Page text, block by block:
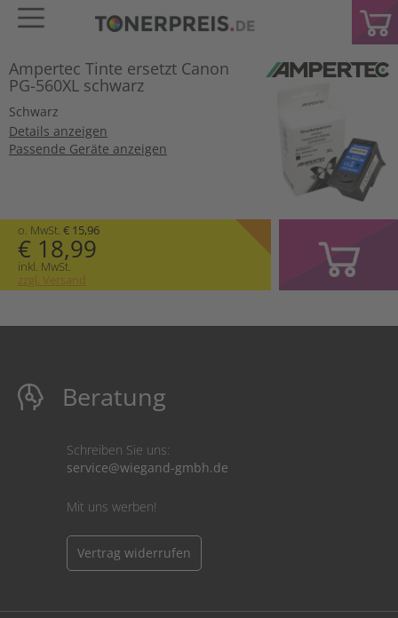
Ampertec Tinte ersetzt Canon
PG-560XL schwarz
Schwarz
Details anzeigen
Passende Geräte anzeigen
o. MwSt. € 15,96
€ 18,99
inkl. MwSt.
zzgl. Versand
Beratung
Schreiben Sie uns:
service@wiegand-gmbh.de
Mit uns werben!
Vertrag widerrufen